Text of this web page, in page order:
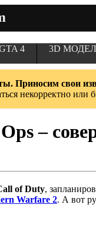
4 3D
Приносим свои
некорректно или
–
of Duty,
Warfare 2. А вот